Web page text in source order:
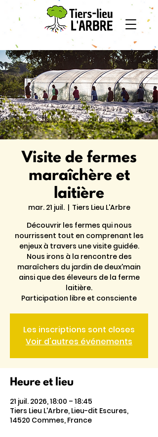
Visite de fermes
maraîchère et
laitière
mar. 21 juil.
  |
Tiers Lieu L'Arbre
Découvrir les fermes qui nous
nourrissent tout en comprenant les
enjeux à travers une visite guidée.
Nous irons à la rencontre des
maraîchers du jardin de deux'main
ainsi que des éleveurs de la ferme
laitière.
Participation libre et consciente
Les inscriptions sont closes
Voir d'autres événements
Heure et lieu
21 juil. 2026, 18:00 – 18:45
Tiers Lieu L'Arbre, Lieu-dit Escures,
14520 Commes, France